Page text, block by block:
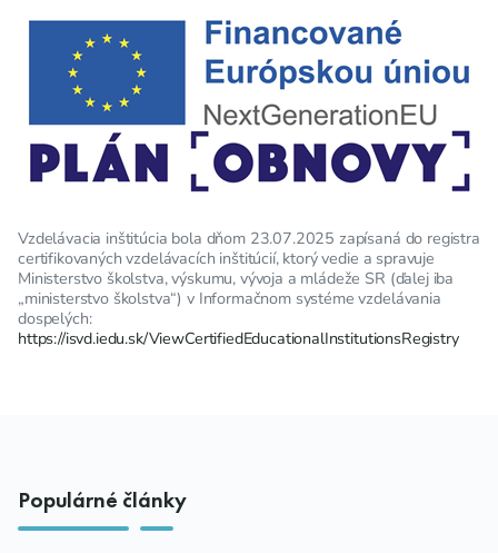
Vzdelávacia inštitúcia bola dňom 23.07.2025 zapísaná do registra
certifikovaných vzdelávacích inštitúcií, ktorý vedie a spravuje
Ministerstvo školstva, výskumu, vývoja a mládeže SR (ďalej iba
„ministerstvo školstva“) v Informačnom systéme vzdelávania
dospelých:
https://isvd.iedu.sk/ViewCertifiedEducationalInstitutionsRegistry
Populárné články